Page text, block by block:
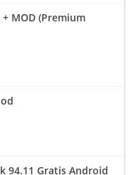
+ MOD (Premium
94.11 Gratis Android